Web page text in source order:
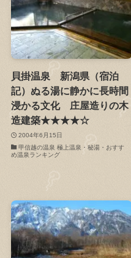
貝掛温泉 新潟県（宿泊
記）ぬる湯に静かに長時間
浸かる文化 庄屋造りの木
造建築★★★★☆
2004年6月15日
甲信越の温泉 極上温泉・秘湯・おすす
め温泉ランキング